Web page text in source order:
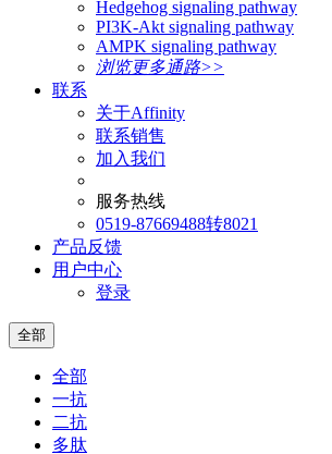
Hedgehog signaling pathway
PI3K-Akt signaling pathway
AMPK signaling pathway
浏览更多通路>>
联系
关于Affinity
联系销售
加入我们
服务热线
0519-87669488转8021
产品反馈
用户中心
登录
全部
全部
一抗
二抗
多肽